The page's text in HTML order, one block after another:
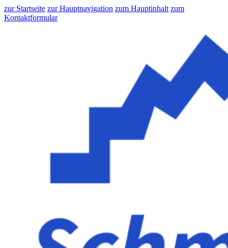
zur Startseite zur Hauptnavigation zum Hauptinhalt zum
Kontaktformular